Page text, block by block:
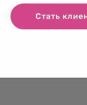
Стать